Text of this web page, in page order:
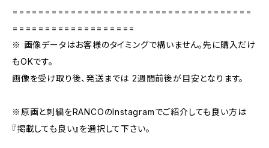
=====================================
===================
※ 画像データはお客様のタイミングで構いません。先に購入だけ
もOKです。
画像を受け取り後、発送までは 2週間前後が目安となります。
※原画と刺繍をRANCOのInstagramでご紹介しても良い方は
『掲載しても良い』を選択して下さい。